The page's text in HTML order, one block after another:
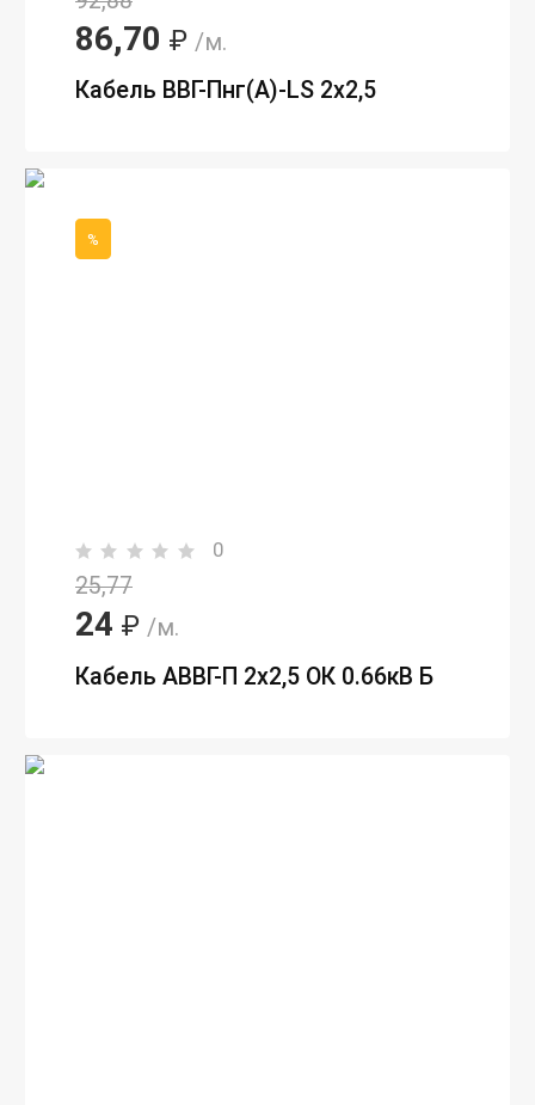
86,70 ₽ /м.
Кабель ВВГ-Пнг(А)-LS 2х2,5
%
0
25,77
24 ₽ /м.
Кабель АВВГ-П 2х2,5 ОК 0.66кВ Б